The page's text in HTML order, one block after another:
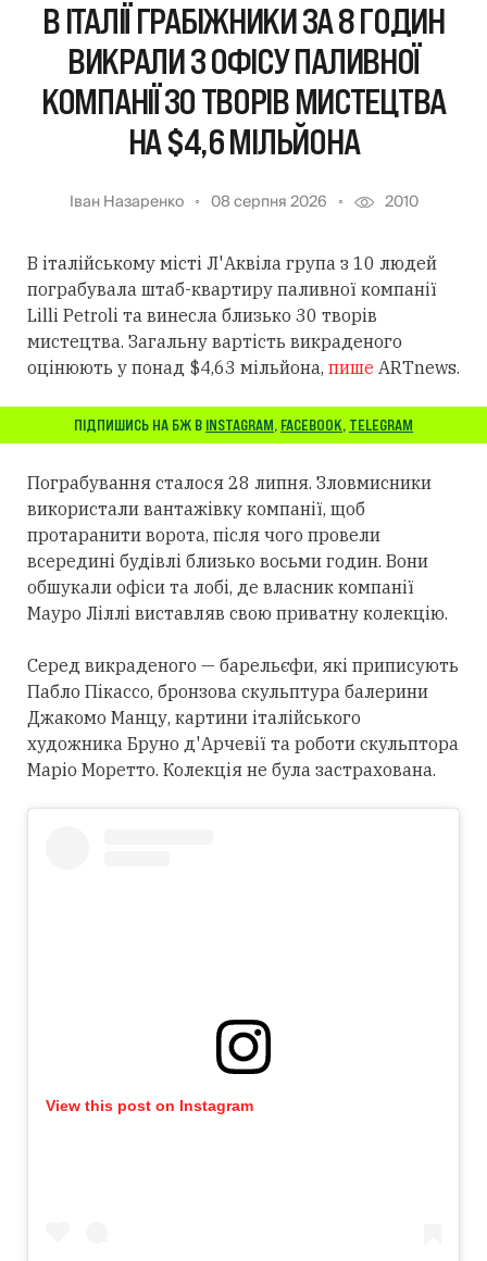
В ІТАЛІЇ ГРАБІЖНИКИ ЗА 8 ГОДИН
ВИКРАЛИ З ОФІСУ ПАЛИВНОЇ
КОМПАНІЇ 30 ТВОРІВ МИСТЕЦТВА
НА $4,6 МІЛЬЙОНА
Іван Назаренко 08 серпня 2026 2010
В італійському місті Л'Аквіла група з 10 людей
пограбувала штаб-квартиру паливної компанії
Lilli Petroli та винесла близько 30 творів
мистецтва. Загальну вартість викраденого
оцінюють у понад $4,63 мільйона, пише ARTnews.
ПІДПИШИСЬ НА БЖ В INSTAGRAM, FACEBOOK, TELEGRAM
Пограбування сталося 28 липня. Зловмисники
використали вантажівку компанії, щоб
протаранити ворота, після чого провели
всередині будівлі близько восьми годин. Вони
обшукали офіси та лобі, де власник компанії
Мауро Ліллі виставляв свою приватну колекцію.
Серед викраденого — барельєфи, які приписують
Пабло Пікассо, бронзова скульптура балерини
Джакомо Манцу, картини італійського
художника Бруно д'Арчевії та роботи скульптора
Маріо Моретто. Колекція не була застрахована.
View this post on Instagram